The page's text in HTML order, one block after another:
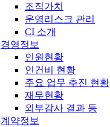
조직가치
운영리스크 관리
CI 소개
경영정보
인원현황
인건비 현황
주요 업무 추진 현황
재무현황
외부감사 결과 등
계약정보